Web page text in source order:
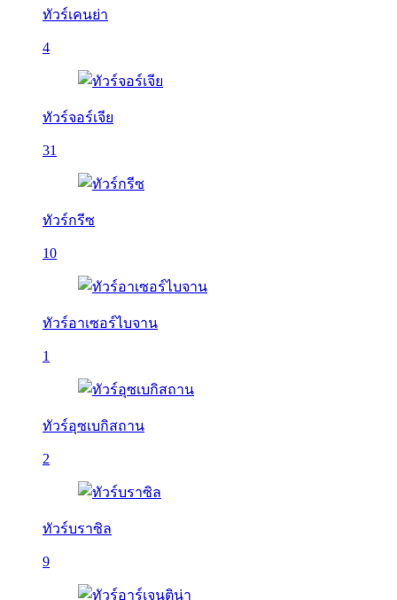
ทัวร์เคนย่า
4
ทัวร์จอร์เจีย
31
ทัวร์กรีซ
10
ทัวร์อาเซอร์ไบจาน
1
ทัวร์อุซเบกิสถาน
2
ทัวร์บราซิล
9